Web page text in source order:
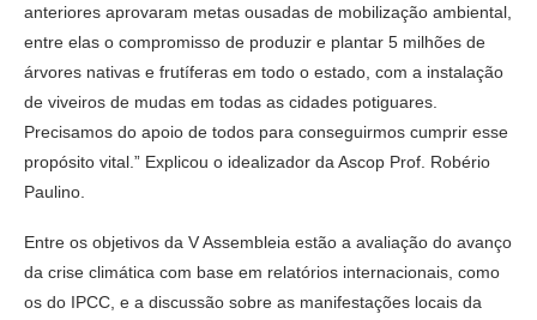
anteriores aprovaram metas ousadas de mobilização ambiental,
entre elas o compromisso de produzir e plantar 5 milhões de
árvores nativas e frutíferas em todo o estado, com a instalação
de viveiros de mudas em todas as cidades potiguares.
Precisamos do apoio de todos para conseguirmos cumprir esse
propósito vital.” Explicou o idealizador da Ascop Prof. Robério
Paulino.
Entre os objetivos da V Assembleia estão a avaliação do avanço
da crise climática com base em relatórios internacionais, como
os do IPCC, e a discussão sobre as manifestações locais da